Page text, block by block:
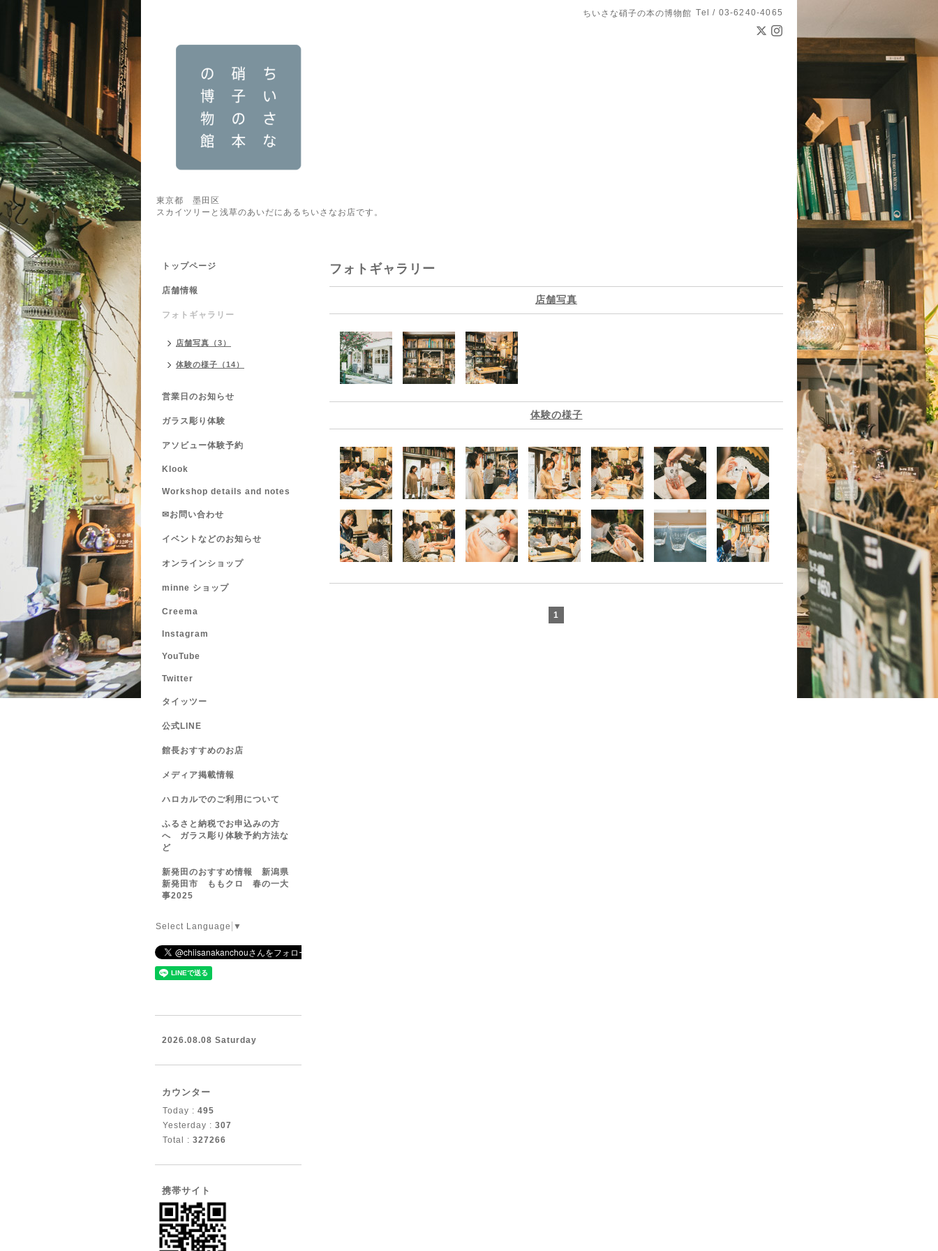
ちいさな硝子の本の博物館 Tel / 03-6240-4065
東京都 墨田区
スカイツリーと浅草のあいだにあるちいさなお店です。
フォトギャラリー
店舗写真
体験の様子
1
トップページ
店舗情報
フォトギャラリー
店舗写真（3）
体験の様子（14）
営業日のお知らせ
ガラス彫り体験
アソビュー体験予約
Klook
Workshop details and notes
✉お問い合わせ
イベントなどのお知らせ
オンラインショップ
minne ショップ
Creema
Instagram
YouTube
Twitter
タイッツー
公式LINE
館長おすすめのお店
メディア掲載情報
ハロカルでのご利用について
ふるさと納税でお申込みの方
へ ガラス彫り体験予約方法な
ど
新発田のおすすめ情報 新潟県
新発田市 ももクロ 春の一大
事2025
Select Language ▼
2026.08.08 Saturday
カウンター
Today : 495
Yesterday : 307
Total : 327266
携帯サイト